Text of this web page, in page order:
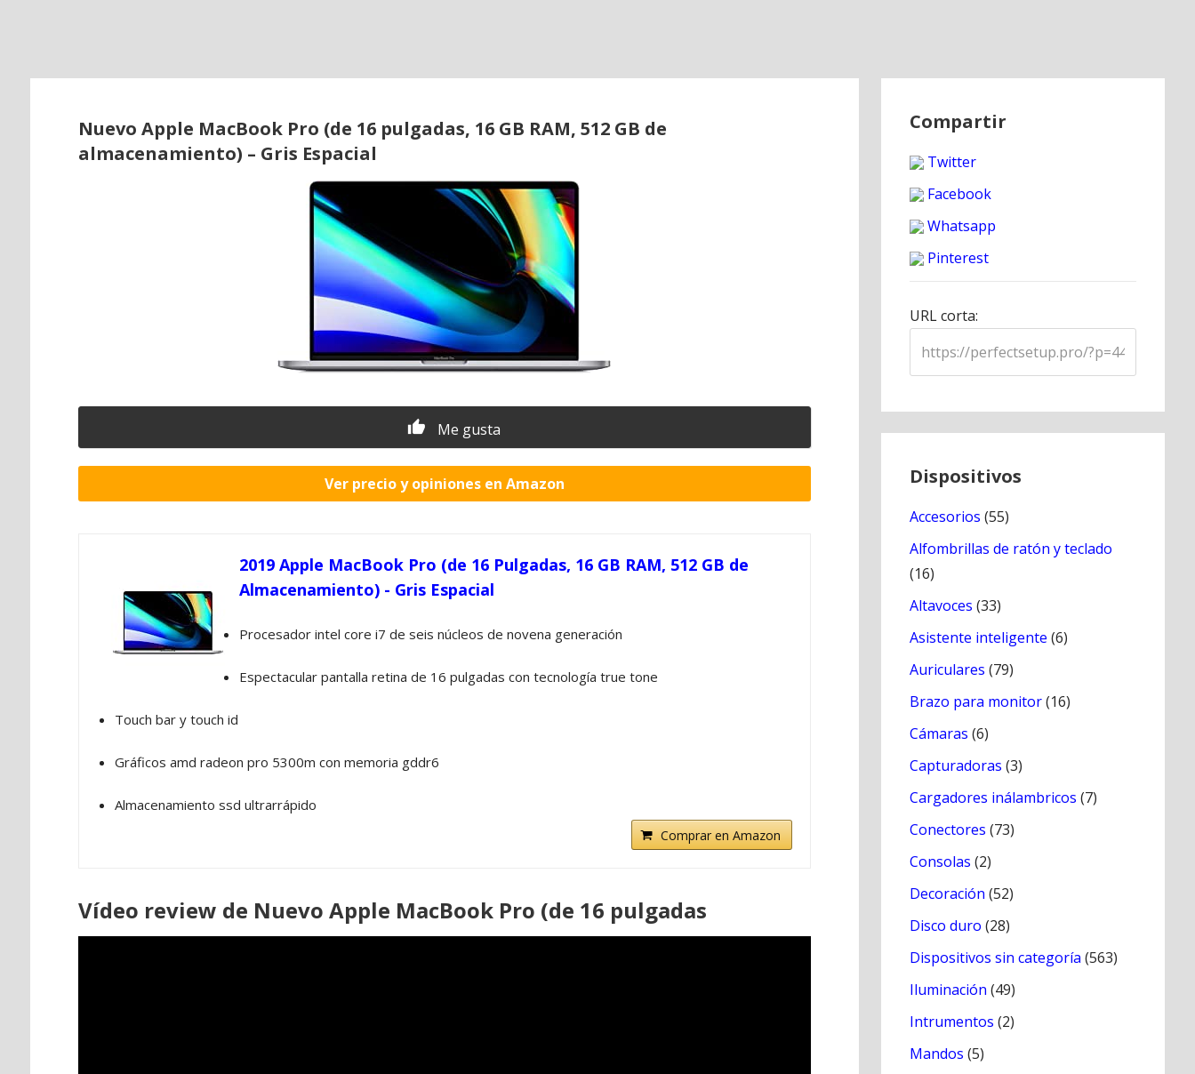
Nuevo Apple MacBook Pro (de 16 pulgadas, 16 GB RAM, 512 GB de
almacenamiento) – Gris Espacial
Me gusta
Ver precio y opiniones en Amazon
2019 Apple MacBook Pro (de 16 Pulgadas, 16 GB RAM, 512 GB de
Almacenamiento) - Gris Espacial
Procesador intel core i7 de seis núcleos de novena generación
Espectacular pantalla retina de 16 pulgadas con tecnología true tone
Touch bar y touch id
Gráficos amd radeon pro 5300m con memoria gddr6
Almacenamiento ssd ultrarrápido
Comprar en Amazon
Vídeo review de Nuevo Apple MacBook Pro (de 16 pulgadas
Compartir
Twitter
Facebook
Whatsapp
Pinterest
URL corta:
Dispositivos
Accesorios (55)
Alfombrillas de ratón y teclado
(16)
Altavoces (33)
Asistente inteligente (6)
Auriculares (79)
Brazo para monitor(16)
Cámaras (6)
Capturadoras (3)
Cargadores inálambricos (7)
Conectores (73)
Consolas (2)
Decoración (52)
Disco duro (28)
Dispositivos sin categoría (563)
Iluminación (49)
Intrumentos (2)
Mandos (5)